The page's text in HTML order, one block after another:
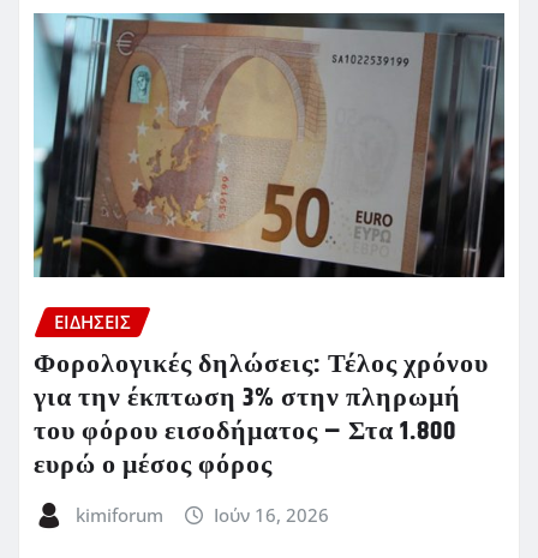
ΕΙΔΗΣΕΙΣ
Φορολογικές δηλώσεις: Τέλος χρόνου
για την έκπτωση 3% στην πληρωμή
του φόρου εισοδήματος – Στα 1.800
ευρώ ο μέσος φόρος
kimiforum Ιούν 16, 2026